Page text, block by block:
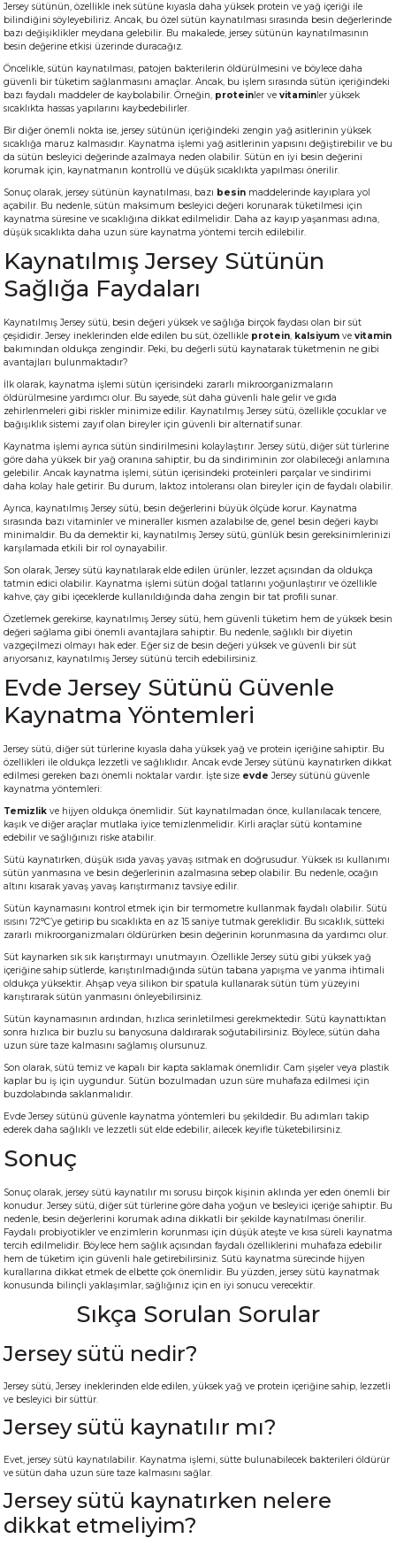
Jersey sütünün, özellikle inek sütüne kıyasla daha yüksek protein ve yağ içeriği ile
bilindiğini söyleyebiliriz. Ancak, bu özel sütün kaynatılması sırasında besin değerlerinde
bazı değişiklikler meydana gelebilir. Bu makalede, jersey sütünün kaynatılmasının
besin değerine etkisi üzerinde duracağız.
Öncelikle, sütün kaynatılması, patojen bakterilerin öldürülmesini ve böylece daha
güvenli bir tüketim sağlanmasını amaçlar. Ancak, bu işlem sırasında sütün içeriğindeki
bazı faydalı maddeler de kaybolabilir. Örneğin, protein ler ve vitamin ler yüksek
sıcaklıkta hassas yapılarını kaybedebilirler.
Bir diğer önemli nokta ise, jersey sütünün içeriğindeki zengin yağ asitlerinin yüksek
sıcaklığa maruz kalmasıdır. Kaynatma işlemi yağ asitlerinin yapısını değiştirebilir ve bu
da sütün besleyici değerinde azalmaya neden olabilir. Sütün en iyi besin değerini
korumak için, kaynatmanın kontrollü ve düşük sıcaklıkta yapılması önerilir.
Sonuç olarak, jersey sütünün kaynatılması, bazı besin maddelerinde kayıplara yol
açabilir. Bu nedenle, sütün maksimum besleyici değeri korunarak tüketilmesi için
kaynatma süresine ve sıcaklığına dikkat edilmelidir. Daha az kayıp yaşanması adına,
düşük sıcaklıkta daha uzun süre kaynatma yöntemi tercih edilebilir.
Kaynatılmış Jersey Sütünün
Sağlığa Faydaları
Kaynatılmış Jersey sütü, besin değeri yüksek ve sağlığa birçok faydası olan bir süt
çeşididir. Jersey ineklerinden elde edilen bu süt, özellikle protein, kalsiyum ve vitamin
bakımından oldukça zengindir. Peki, bu değerli sütü kaynatarak tüketmenin ne gibi
avantajları bulunmaktadır?
İlk olarak, kaynatma işlemi sütün içerisindeki zararlı mikroorganizmaların
öldürülmesine yardımcı olur. Bu sayede, süt daha güvenli hale gelir ve gıda
zehirlenmeleri gibi riskler minimize edilir. Kaynatılmış Jersey sütü, özellikle çocuklar ve
bağışıklık sistemi zayıf olan bireyler için güvenli bir alternatif sunar.
Kaynatma işlemi ayrıca sütün sindirilmesini kolaylaştırır. Jersey sütü, diğer süt türlerine
göre daha yüksek bir yağ oranına sahiptir, bu da sindiriminin zor olabileceği anlamına
gelebilir. Ancak kaynatma işlemi, sütün içerisindeki proteinleri parçalar ve sindirimi
daha kolay hale getirir. Bu durum, laktoz intoleransı olan bireyler için de faydalı olabilir.
Ayrıca, kaynatılmış Jersey sütü, besin değerlerini büyük ölçüde korur. Kaynatma
sırasında bazı vitaminler ve mineraller kısmen azalabilse de, genel besin değeri kaybı
minimaldir. Bu da demektir ki, kaynatılmış Jersey sütü, günlük besin gereksinimlerinizi
karşılamada etkili bir rol oynayabilir.
Son olarak, Jersey sütü kaynatılarak elde edilen ürünler, lezzet açısından da oldukça
tatmin edici olabilir. Kaynatma işlemi sütün doğal tatlarını yoğunlaştırır ve özellikle
kahve, çay gibi içeceklerde kullanıldığında daha zengin bir tat profili sunar.
Özetlemek gerekirse, kaynatılmış Jersey sütü, hem güvenli tüketim hem de yüksek besin
değeri sağlama gibi önemli avantajlara sahiptir. Bu nedenle, sağlıklı bir diyetin
vazgeçilmezi olmayı hak eder. Eğer siz de besin değeri yüksek ve güvenli bir süt
arıyorsanız, kaynatılmış Jersey sütünü tercih edebilirsiniz.
Evde Jersey Sütünü Güvenle
Kaynatma Yöntemleri
Jersey sütü, diğer süt türlerine kıyasla daha yüksek yağ ve protein içeriğine sahiptir. Bu
özellikleri ile oldukça lezzetli ve sağlıklıdır. Ancak evde Jersey sütünü kaynatırken dikkat
edilmesi gereken bazı önemli noktalar vardır. İşte size evde Jersey sütünü güvenle
kaynatma yöntemleri:
Temizlik ve hijyen oldukça önemlidir. Süt kaynatılmadan önce, kullanılacak tencere,
kaşık ve diğer araçlar mutlaka iyice temizlenmelidir. Kirli araçlar sütü kontamine
edebilir ve sağlığınızı riske atabilir.
Sütü kaynatırken, düşük ısıda yavaş yavaş ısıtmak en doğrusudur. Yüksek ısı kullanımı
sütün yanmasına ve besin değerlerinin azalmasına sebep olabilir. Bu nedenle, ocağın
altını kısarak yavaş yavaş karıştırmanız tavsiye edilir.
Sütün kaynamasını kontrol etmek için bir termometre kullanmak faydalı olabilir. Sütü
ısısını 72°C’ye getirip bu sıcaklıkta en az 15 saniye tutmak gereklidir. Bu sıcaklık, sütteki
zararlı mikroorganizmaları öldürürken besin değerinin korunmasına da yardımcı olur.
Süt kaynarken sık sık karıştırmayı unutmayın. Özellikle Jersey sütü gibi yüksek yağ
içeriğine sahip sütlerde, karıştırılmadığında sütün tabana yapışma ve yanma ihtimali
oldukça yüksektir. Ahşap veya silikon bir spatula kullanarak sütün tüm yüzeyini
karıştırarak sütün yanmasını önleyebilirsiniz.
Sütün kaynamasının ardından, hızlıca serinletilmesi gerekmektedir. Sütü kaynattıktan
sonra hızlıca bir buzlu su banyosuna daldırarak soğutabilirsiniz. Böylece, sütün daha
uzun süre taze kalmasını sağlamış olursunuz.
Son olarak, sütü temiz ve kapalı bir kapta saklamak önemlidir. Cam şişeler veya plastik
kaplar bu iş için uygundur. Sütün bozulmadan uzun süre muhafaza edilmesi için
buzdolabında saklanmalıdır.
Evde Jersey sütünü güvenle kaynatma yöntemleri bu şekildedir. Bu adımları takip
ederek daha sağlıklı ve lezzetli süt elde edebilir, ailecek keyifle tüketebilirsiniz.
Sonuç
Sonuç olarak, jersey sütü kaynatılır mı sorusu birçok kişinin aklında yer eden önemli bir
konudur. Jersey sütü, diğer süt türlerine göre daha yoğun ve besleyici içeriğe sahiptir. Bu
nedenle, besin değerlerini korumak adına dikkatli bir şekilde kaynatılması önerilir.
Faydalı probiyotikler ve enzimlerin korunması için düşük ateşte ve kısa süreli kaynatma
tercih edilmelidir. Böylece hem sağlık açısından faydalı özelliklerini muhafaza edebilir
hem de tüketim için güvenli hale getirebilirsiniz. Sütü kaynatma sürecinde hijyen
kurallarına dikkat etmek de elbette çok önemlidir. Bu yüzden, jersey sütü kaynatmak
konusunda bilinçli yaklaşımlar, sağlığınız için en iyi sonucu verecektir.
Sıkça Sorulan Sorular
Jersey sütü nedir?
Jersey sütü, Jersey ineklerinden elde edilen, yüksek yağ ve protein içeriğine sahip, lezzetli
ve besleyici bir süttür.
Jersey sütü kaynatılır mı?
Evet, jersey sütü kaynatılabilir. Kaynatma işlemi, sütte bulunabilecek bakterileri öldürür
ve sütün daha uzun süre taze kalmasını sağlar.
Jersey sütü kaynatırken nelere
dikkat etmeliyim?